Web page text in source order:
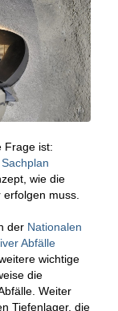
Frage ist:
Sachplan
wie die
erfolgen muss.
der Nationalen
Abfälle
wichtige
die
Weiter
Tiefenlager, die